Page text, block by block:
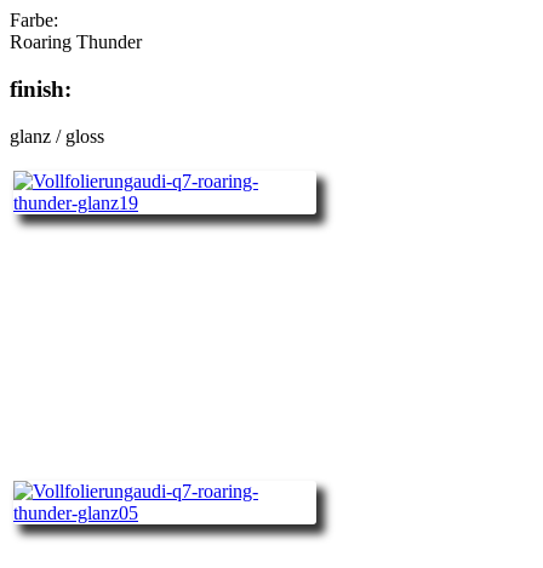
Farbe:
Roaring Thunder
finish:
glanz / gloss